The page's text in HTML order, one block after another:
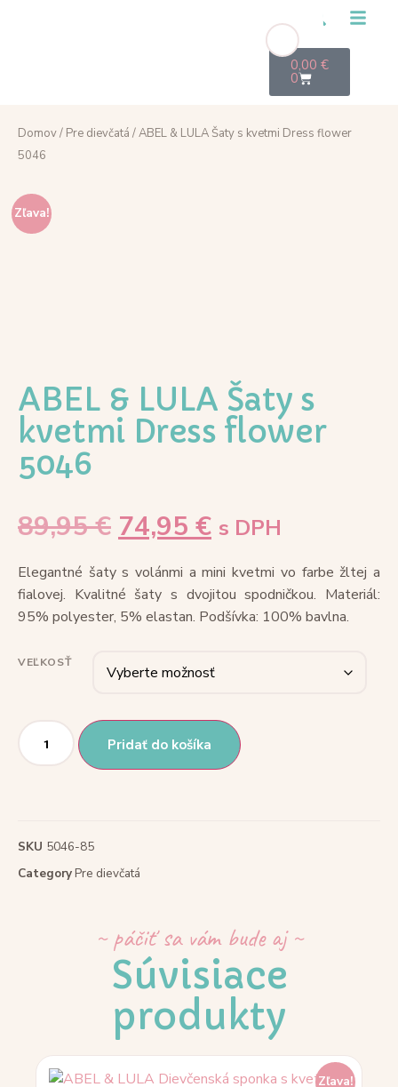
0,00€
0
Domov/ Pre dievčatá / ABEL & LULA Šaty s kvetmi Dress flower
5046
Zľava!
ABEL & LULA Šaty s
kvetmi Dress flower
5046
89,95€ 74,95 € s DPH
Elegantné šaty s volánmi a mini kvetmi vo farbe žltej a
fialovej. Kvalitné šaty s dvojitou spodničkou. Materiál:
95% polyester, 5% elastan. Podšívka: 100% bavlna.
VEĽKOSŤ
Pridať do košíka
SKU 5046-85
CategoryPre dievčatá
~ páčiť sa vám bude aj ~
Súvisiace
produkty
Zľava!